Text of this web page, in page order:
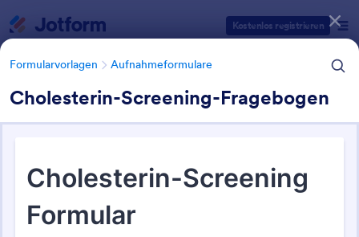
Kostenlos registrieren
Formularvorlagen Aufnahmeformulare
Cholesterin-Screening-Fragebogen
Formularvorlagen Aufnahmeformulare
Aufnahmeformulare
Formularvorlagen Kategorien